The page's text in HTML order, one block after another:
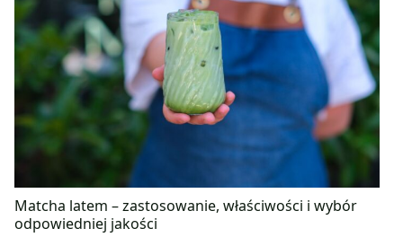
Matcha latem – zastosowanie, właściwości i wybór
odpowiedniej jakości